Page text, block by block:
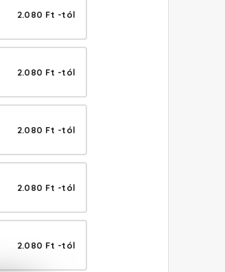
2.080 Ft -tól
2.080 Ft -tól
2.080 Ft -tól
2.080 Ft -tól
2.080 Ft -tól